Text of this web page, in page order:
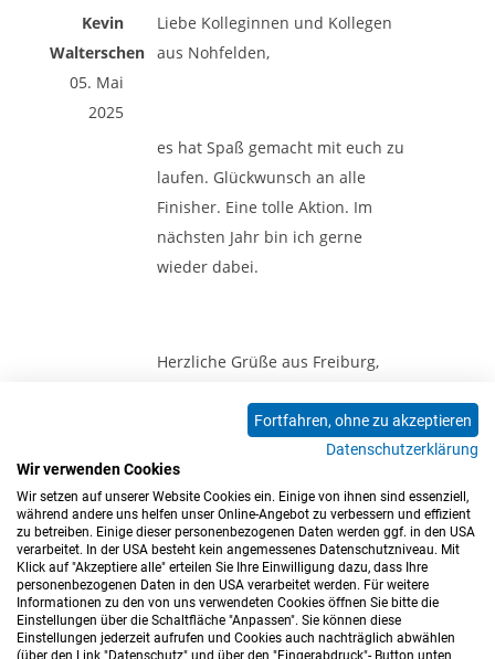
Kevin
Walterschen
05. Mai
2025
Liebe Kolleginnen und Kollegen
aus Nohfelden,
es hat Spaß gemacht mit euch zu
laufen. Glückwunsch an alle
Finisher. Eine tolle Aktion. Im
nächsten Jahr bin ich gerne
wieder dabei.
Herzliche Grüße aus Freiburg,
Kevin Walterschen
<< < 1 > >>
Fortfahren, ohne zu akzeptieren
Datenschutzerklärung
Wir verwenden Cookies
Wir setzen auf unserer Website Cookies ein. Einige von ihnen sind essenziell,
während andere uns helfen unser Online-Angebot zu verbessern und effizient
zu betreiben. Einige dieser personenbezogenen Daten werden ggf. in den USA
verarbeitet. In der USA besteht kein angemessenes Datenschutzniveau. Mit
Klick auf "Akzeptiere alle" erteilen Sie Ihre Einwilligung dazu, dass Ihre
personenbezogenen Daten in den USA verarbeitet werden. Für weitere
Informationen zu den von uns verwendeten Cookies öffnen Sie bitte die
Einstellungen über die Schaltfläche "Anpassen". Sie können diese
Einstellungen jederzeit aufrufen und Cookies auch nachträglich abwählen
(über den Link "Datenschutz" und über den "Fingerabdruck"- Button unten